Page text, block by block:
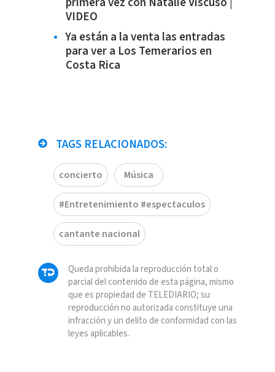
VIDEO
Ya están a la venta las entradas
para ver a Los Temerarios en
Costa Rica
TAGS RELACIONADOS:
concierto Música
#Entretenimiento #espectaculos
cantante nacional
Queda prohibida la reproducción total o
parcial del contenido de esta página, mismo
que es propiedad de TELEDIARIO; su
reproducción no autorizada constituye una
infracción y un delito de conformidad con las
leyes aplicables.